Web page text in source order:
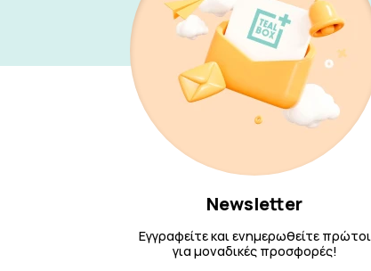
Newsletter
Εγγραφείτε και ενημερωθείτε πρώτοι
για μοναδικές προσφορές!